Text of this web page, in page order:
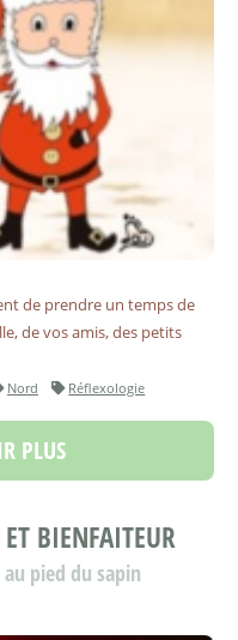
de prendre un temps de
de vos amis, des petits
Nord Réflexologie
PLUS
BIENFAITEUR
pied du sapin